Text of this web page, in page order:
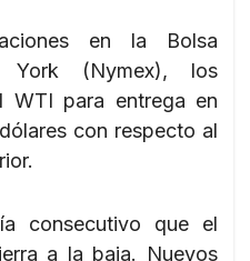
en la Bolsa
York (Nymex), los
WTI para entrega en
con respecto al
consecutivo que el
a la baja. Nuevos